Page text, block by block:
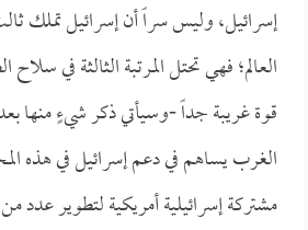
إسرائيل، وليس سراً أن إسرائيل تملك
العالم؛ فهي تحتل المرتبة الثالثة في سلاح
قوة غريبة جداً -وسيأتي ذكر شيءٍ منها
الغرب يساهم في دعم إسرائيل في هذه
مشتركة إسرائيلية أمريكية لتطوير عدد